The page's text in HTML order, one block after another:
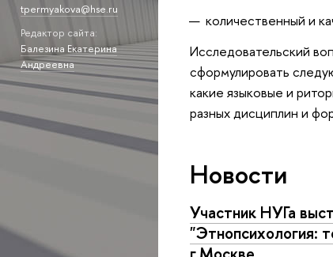
tpermyakova@hse.ru
Редактор сайта:
Балезина Екатерина
Андреевна
количественный и
Исследовательский
сформулировать
какие языковые и
разных дисциплин и
Новости
Участник НУГа
"Этнопсихология: